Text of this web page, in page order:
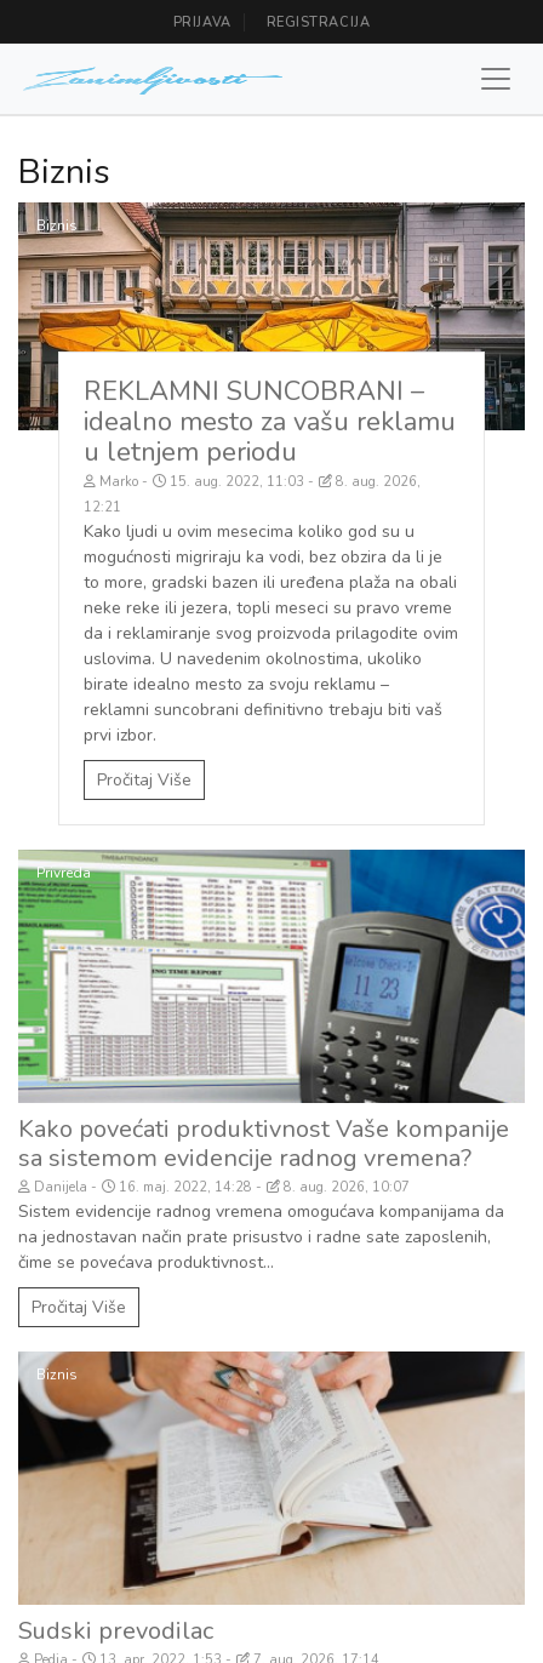
PRIJAVA REGISTRACIJA
Biznis
Biznis
REKLAMNI SUNCOBRANI –
idealno mesto za vašu reklamu
u letnjem periodu
Marko 15. aug. 2022, 11:03
8. aug. 2026,
12:21
Kako ljudi u ovim mesecima koliko god su u
mogućnosti migriraju ka vodi, bez obzira da li je
to more, gradski bazen ili uređena plaža na obali
neke reke ili jezera, topli meseci su pravo vreme
da i reklamiranje svog proizvoda prilagodite ovim
uslovima. U navedenim okolnostima, ukoliko
birate idealno mesto za svoju reklamu –
reklamni suncobrani definitivno trebaju biti vaš
prvi izbor.
Pročitaj Više
Privreda
Kako povećati produktivnost Vaše kompanije
sa sistemom evidencije radnog vremena?
Danijela 16. maj. 2022, 14:28 8. aug. 2026, 10:07
Sistem evidencije radnog vremena omogućava kompanijama da
na jednostavan način prate prisustvo i radne sate zaposlenih,
čime se povećava produktivnost...
Pročitaj Više
Biznis
Sudski prevodilac